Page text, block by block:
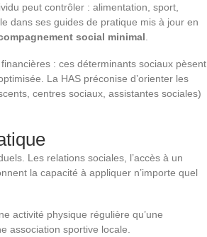
peut contrôler : alimentation, sport,
dans ses guides de pratique mis à jour en
social minimal
: ces déterminants sociaux pèsent
La HAS préconise d’orienter les
centres sociaux, assistantes sociales)
Les relations sociales, l’accès à un
la capacité à appliquer n’importe quel
activité physique régulière qu’une
association sportive locale.